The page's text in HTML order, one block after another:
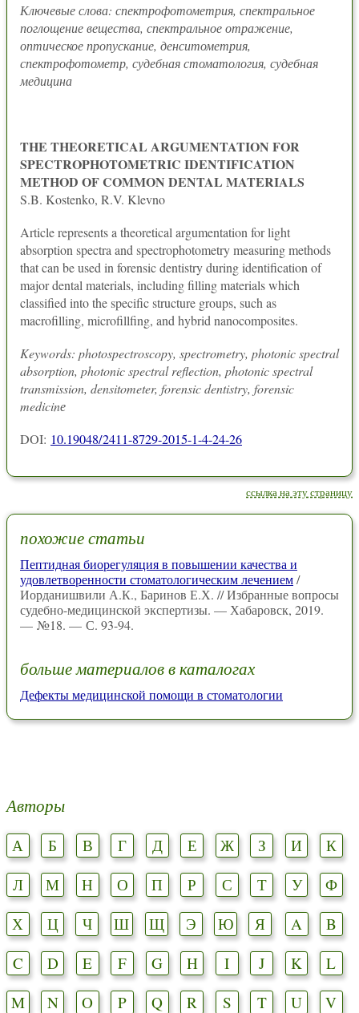
Ключевые слова: спектрофотометрия, спектральное
поглощение вещества, спектральное отражение,
оптическое пропускание, денситометрия,
спектрофотометр, судебная стоматология, судебная
медицина
THE THEORETICAL ARGUMENTATION FOR
SPECTROPHOTOMETRIC IDENTIFICATION
METHOD OF COMMON DENTAL MATERIALS
S.B. Kostenko, R.V. Klevno
Article represents a theoretical argumentation for light
absorption spectra and spectrophotometry measuring methods
that can be used in forensic dentistry during identification of
major dental materials, including filling materials which
classified into the specific structure groups, such as
macrofilling, microfillfing, and hybrid nanocomposites.
Keywords: photospectroscopy, spectrometry, photonic spectral
absorption, photonic spectral reflection, photonic spectral
transmission, densitometer, forensic dentistry, forensic
medicinе
DOI: 10.19048/2411-8729-2015-1-4-24-26
ссылка на эту страницу
похожие статьи
Пептидная биорегуляция в повышении качества и
удовлетворенности стоматологическим лечением/
Иорданишвили А.К., Баринов Е.Х. // Избранные вопросы
судебно-медицинской экспертизы. — Хабаровск, 2019.
— №18. — С. 93-94.
больше материалов в каталогах
Дефекты медицинской помощи в стоматологии
Авторы
А Б В Г Д Е Ж З И
К
Л
М Н О П Р С Т У
Ф
Х
Ц Ч Ш Щ Э Ю Я A
B
C
D E F G H I J K
L
M
N O P Q R S T U
V